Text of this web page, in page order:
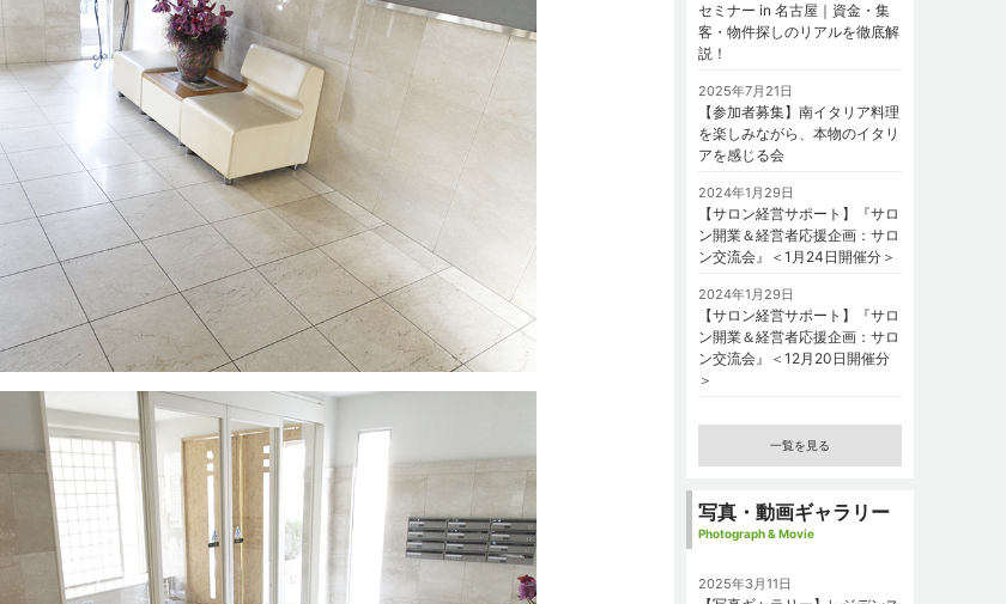
セミナー in 名古屋｜資金・集
客・物件探しのリアルを徹底解
説！
2025年7月21日
【参加者募集】南イタリア料理
を楽しみながら、本物のイタリ
アを感じる会
2024年1月29日
【サロン経営サポート】『サロ
ン開業＆経営者応援企画：サロ
ン交流会』＜1月24日開催分＞
2024年1月29日
【サロン経営サポート】『サロ
ン開業＆経営者応援企画：サロ
ン交流会』＜12月20日開催分
＞
一覧を見る
写真・動画ギャラリー
Photograph & Movie
2025年3月11日